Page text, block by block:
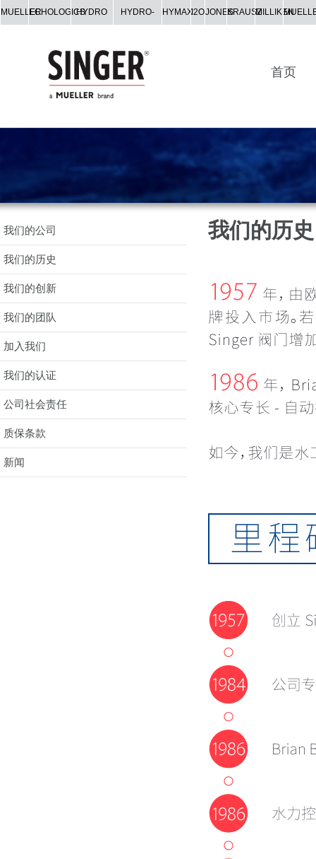
MUELLERECHOLOGICSHYDRO HYDRO- HYMAXI2OJONESKRAUSZMILLIKEN
首页
我们的公司
我们的历史
我们的创新
我们的团队
加入我们
我们的认证
公司社会责任
质保条款
新闻
我们的历史